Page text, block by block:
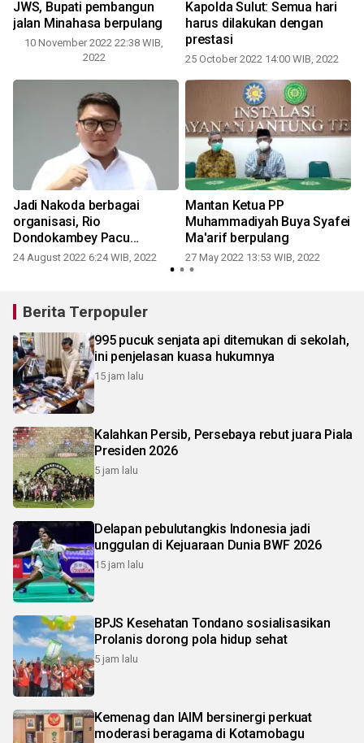
JWS, Bupati pembangun
jalan Minahasa berpulang
10 November 2022 22:38 WIB,
2022
Kapolda Sulut: Semua hari
harus dilakukan dengan
prestasi
25 October 2022 14:00 WIB, 2022
Jadi Nakoda berbagai
organisasi, Rio
Dondokambey Pacu
Prestasi PB-ESI Sulut
24 August 2022 6:24 WIB, 2022
Mantan Ketua PP
Muhammadiyah Buya Syafei
Ma'arif berpulang
27 May 2022 13:53 WIB, 2022
Berita Terpopuler
995 pucuk senjata api ditemukan di sekolah,
ini penjelasan kuasa hukumnya
15 jam lalu
Kalahkan Persib, Persebaya rebut juara Piala
Presiden 2026
5 jam lalu
Delapan pebulutangkis Indonesia jadi
unggulan di Kejuaraan Dunia BWF 2026
15 jam lalu
BPJS Kesehatan Tondano sosialisasikan
Prolanis dorong pola hidup sehat
5 jam lalu
Kemenag dan IAIM bersinergi perkuat
moderasi beragama di Kotamobagu